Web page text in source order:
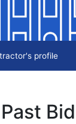
profile